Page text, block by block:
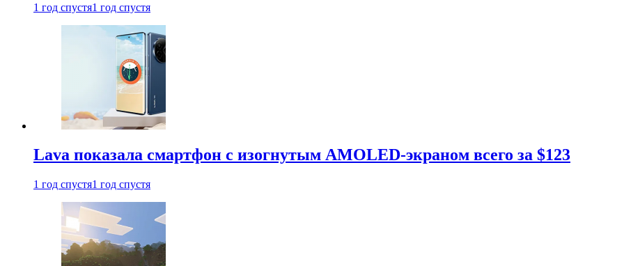
1 год спустя1 год спустя
Lava показала смартфон с изогнутым AMOLED-экраном всего за $123
1 год спустя1 год спустя